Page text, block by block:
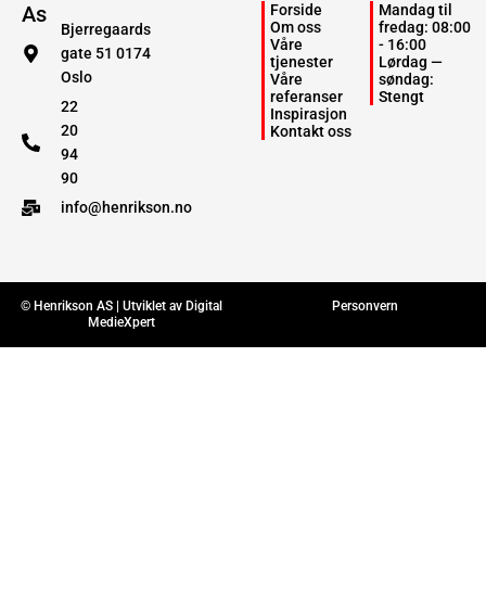
As
Bjerregaards
gate 51 0174
Oslo
22
20
94
90
info@henrikson.no
Forside
Om oss
Våre
tjenester
Våre
referanser
Inspirasjon
Kontakt oss
Mandag til
fredag: 08:00
- 16:00
Lørdag —
søndag:
Stengt
© Henrikson AS | Utviklet av Digital
MedieXpert
Personvern